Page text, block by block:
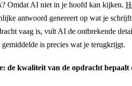
Omdat AI niet in je hoofd kan kijken.
antwoord genereert op wat je
vaag is, vult AI de ontbrekende
is precies wat je terugkrijgt.
de kwaliteit van de opdracht bepaalt